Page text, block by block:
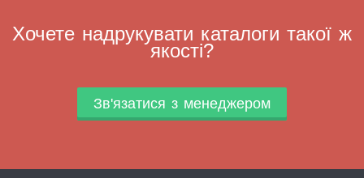
Хочете надрукувати каталоги такої ж
якості?
Зв'язатися з менеджером